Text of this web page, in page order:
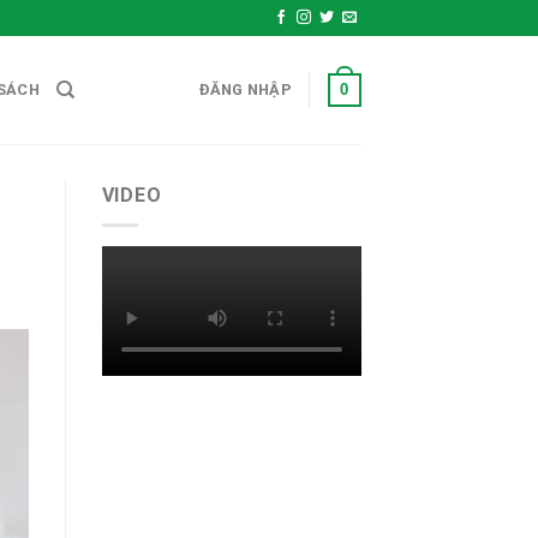
ĐĂNG NHẬP 0
VIDEO